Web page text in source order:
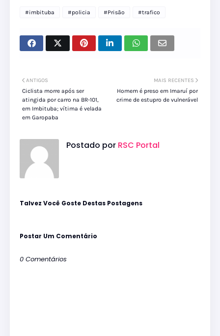
#imbituba #policia #Prisão #trafico
MAIS RECENTES
Homem é preso em Imaruí por
crime de estupro de vulnerável
ANTIGOS
Ciclista morre após ser
atingida por carro na BR-101,
em Imbituba; vítima é velada
em Garopaba
Postado por RSC Portal
Talvez Você Goste Destas Postagens
Postar Um Comentário
0 Comentários